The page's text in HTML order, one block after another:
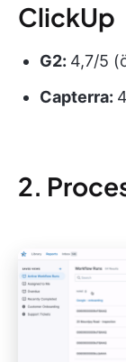
ClickUp
G2: 4,7/5
Capterra:
2.